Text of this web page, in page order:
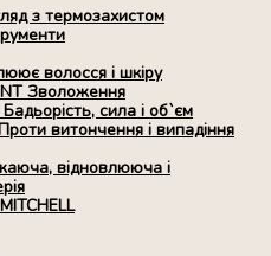
з термозахистом
волосся і шкіру
Зволоження
сила і об`єм
витончення і випадіння
відновлююча і